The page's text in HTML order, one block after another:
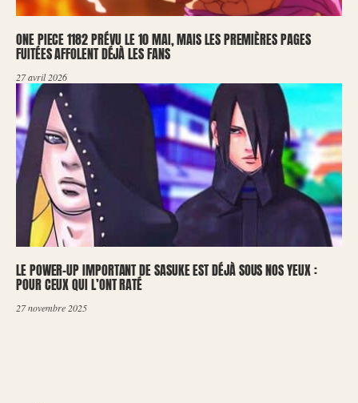
ONE PIECE 1182 PRÉVU LE 10 MAI, MAIS LES PREMIÈRES PAGES
FUITÉES AFFOLENT DÉJÀ LES FANS
27 avril 2026
LE POWER-UP IMPORTANT DE SASUKE EST DÉJÀ SOUS NOS YEUX :
POUR CEUX QUI L’ONT RATÉ
27 novembre 2025